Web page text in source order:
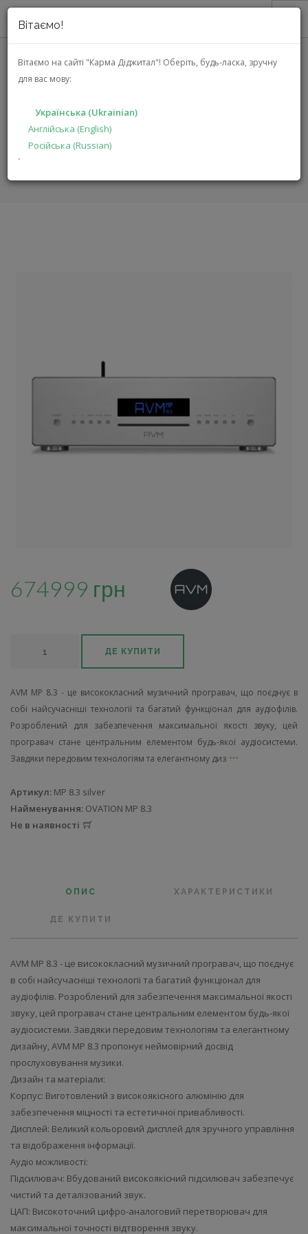
Вітаємо!
Вітаємо на сайті "Карма Діджитал"! Оберіть, будь-ласка, зручну
для вас мову:
Українська (Ukrainian)
Англійська (English)
Російська (Russian)
`
ПРО НАС
АКЦІЇ
РІШЕННЯ
ВИРОБНИКАМ
SILVER)
ГОЛОВНА КАТАЛОГ
674999 грн
ДЕ КУПИТИ
AVM MP 8.3 - це висококласний музичний програвач, що поєднує в
собі найсучасніші технології та багатий функціонал для аудіофілів.
Розроблений для забезпечення максимальної якості звуку, цей
програвач стане центральним елементом будь-якої аудіосистеми.
Завдяки передовим технологіям та елегантному диз
Артикул: MP 8.3 silver
Найменування: OVATION MP 8.3
Не в наявності
ОПИС ХАРАКТЕРИСТИКИ
ДЕ КУПИТИ
AVM MP 8.3 - це висококласний музичний програвач, що поєднує
в собі найсучасніші технології та багатий функціонал для
аудіофілів. Розроблений для забезпечення максимальної якості
звуку, цей програвач стане центральним елементом будь-якої
аудіосистеми. Завдяки передовим технологіям та елегантному
дизайну, AVM MP 8.3 пропонує неймовірний досвід
прослуховування музики.
Дизайн та матеріали:
Корпус: Виготовлений з високоякісного алюмінію для
забезпечення міцності та естетичної привабливості.
Дисплей: Великий кольоровий дисплей для зручного управління
та відображення інформації.
Аудіо можливості:
Підсилювач: Вбудований високоякісний підсилювач забезпечує
чистий та деталізований звук.
ЦАП: Високоточний цифро-аналоговий перетворювач для
максимальної точності відтворення звуку.